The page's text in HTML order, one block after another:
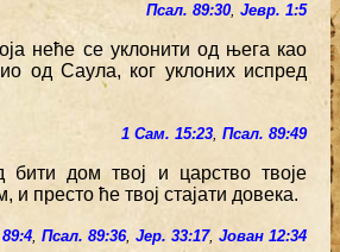
Псал. 89:30, Јевр. 1:5
неће се уклонити од њега као
од Саула, ког уклоних испред
1 Сам. 15:23, Псал. 89:49
дом твој и царство твоје
и престо ће твој стајати довека.
, Псал. 89:36, Јер. 33:17, Јован 12:34